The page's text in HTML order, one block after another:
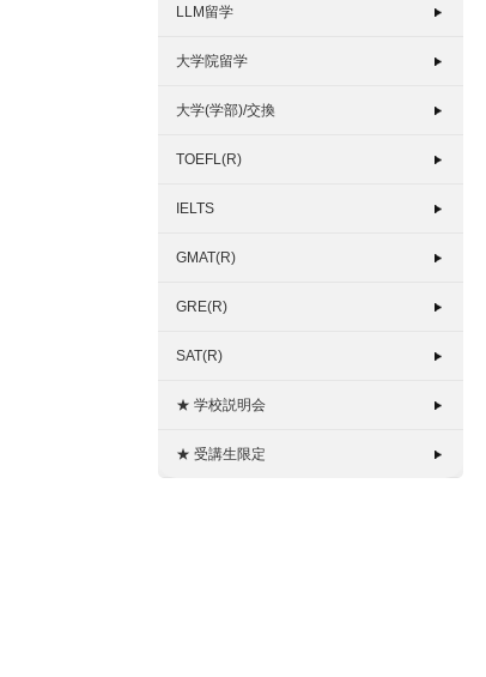
LLM留学
大学院留学
大学(学部)/交換
TOEFL(R)
IELTS
GMAT(R)
GRE(R)
SAT(R)
★ 学校説明会
★ 受講生限定